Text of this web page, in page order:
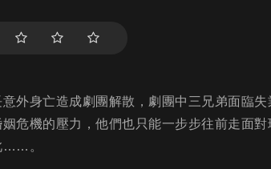
外身亡造成劇團解散，劇團中三兄弟面臨
危機的壓力，他們也只能一步步往前走面
……。